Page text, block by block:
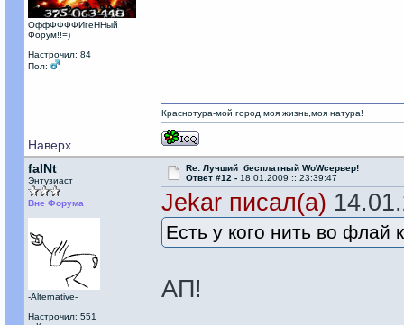
ОффФФФФИгеННый
Форум!!=)
Настрочил: 84
Пол:
Наверх
Краснотура-мой город,моя жизнь,моя натура!
faINt
Энтузиаст
Вне Форума
-Alternative-
Настрочил: 551
Re: Лучший бесплатный WoWсервер!
Ответ #12 - 18.01.2009 :: 23:39:47
Jekar писал(а)
Есть у кого нить во флай
АП!